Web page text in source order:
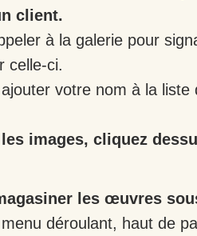
client.
à la galerie pour
celle-ci.
votre nom à la liste
images, cliquez
les œuvres
déroulant, haut de